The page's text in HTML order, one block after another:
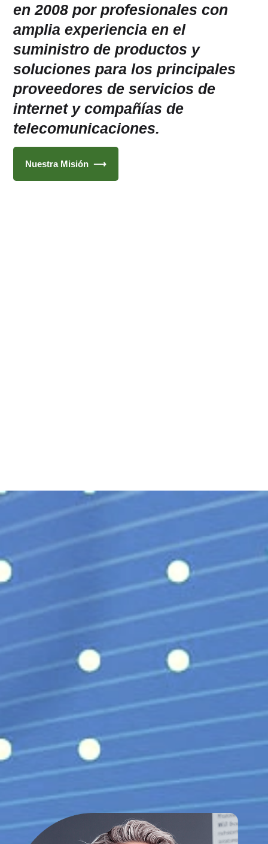
en 2008 por profesionales con
amplia experiencia en el
suministro de productos y
soluciones para los principales
proveedores de servicios de
internet y compañías de
telecomunicaciones.
Nuestra Misión